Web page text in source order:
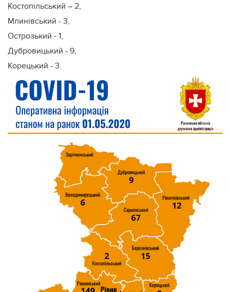
Костопільський – 2,
Млинівський - 3,
Острозький - 1,
Дубровицький - 9,
Корецький - 3.